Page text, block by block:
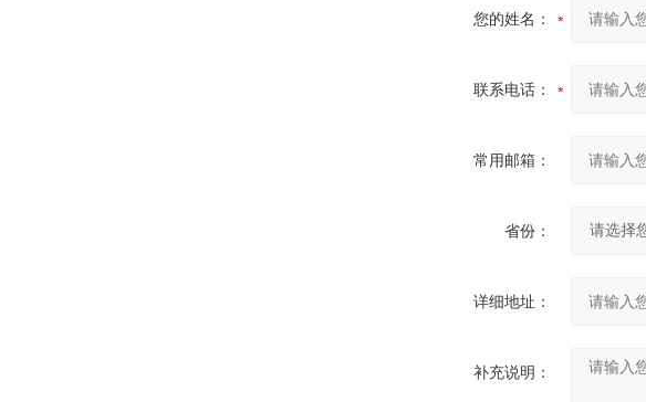
您的姓名：
联系电话：
常用邮箱：
省份：
详细地址：
补充说明：